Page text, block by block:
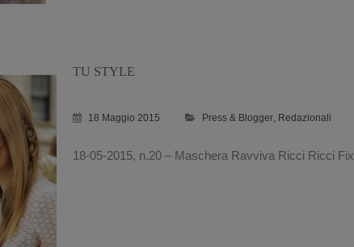
TU STYLE
18 Maggio 2015 Press & Blogger, Redazionali
18-05-2015, n.20 – Maschera Ravviva Ricci Ricci Fix